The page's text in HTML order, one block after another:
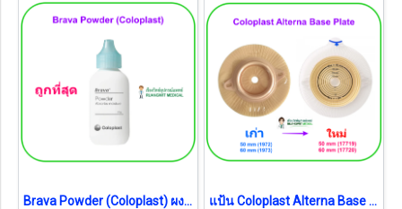
Brava Powder (Coloplast) ผงรักษาแผลรอบรูเปิดทวารเทียม (exp 11-2027) แป้น Coloplast Alterna Base Plate 60 mm (17720) (1 ชิ้น)